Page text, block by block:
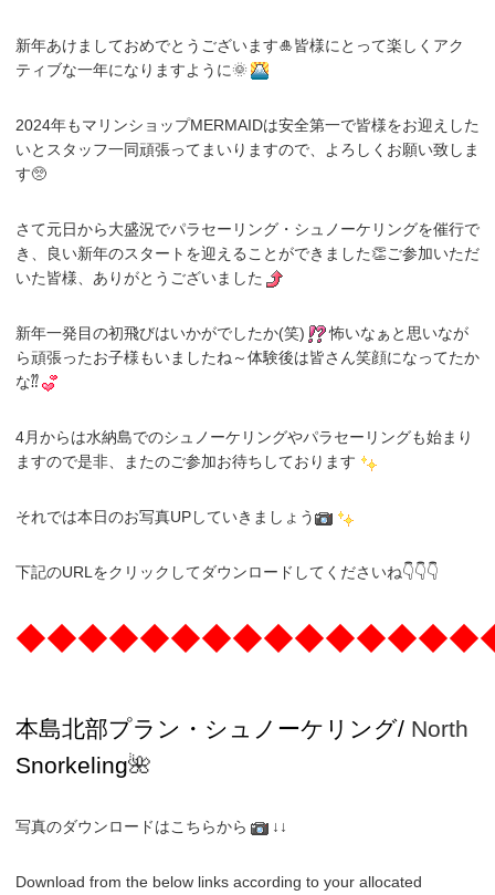
新年あけましておめでとうございます🎍皆様にとって楽しくアク
ティブな一年になりますように🌞
2024年もマリンショップMERMAIDは安全第一で皆様をお迎えした
いとスタッフ一同頑張ってまいりますので、よろしくお願い致しま
す🥺
さて元日から大盛況でパラセーリング・シュノーケリングを催行で
き、良い新年のスタートを迎えることができました👏ご参加いただ
いた皆様、ありがとうございました
新年一発目の初飛びはいかがでしたか(笑)
怖いなぁと思いなが
ら頑張ったお子様もいましたね～体験後は皆さん笑顔になってたか
な⁇
4月からは水納島でのシュノーケリングやパラセーリングも始まり
ますので是非、またのご参加お待ちしております
それでは本日のお写真UPしていきましょう
下記のURLをクリックしてダウンロードしてくださいね👇👇👇
本島北部プラン・ シュノーケリング/ North
Snorkeling🌺
写真のダウンロードはこちらから ↓↓
Download from the below links according to your allocated